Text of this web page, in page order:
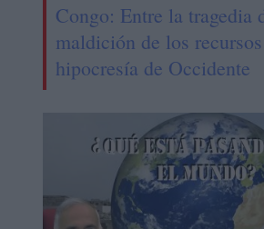
Congo: Entre la tragedia
maldición de los
hipocresía de Occidente